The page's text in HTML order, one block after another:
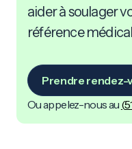
aider à soulager
référence
Prendre rendez-
Ou appelez-nous au (